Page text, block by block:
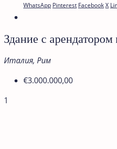
WhatsApp Pinterest FacebookX
Здание c арендатором
Италия, Рим
€3.000.000,00
1